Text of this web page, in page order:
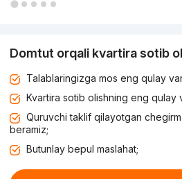
Domtut orqali kvartira sotib
Talablaringizga mos eng qulay
Kvartira sotib olishning eng qulay
Quruvchi taklif qilayotgan
beramiz;
Butunlay bepul maslahat;